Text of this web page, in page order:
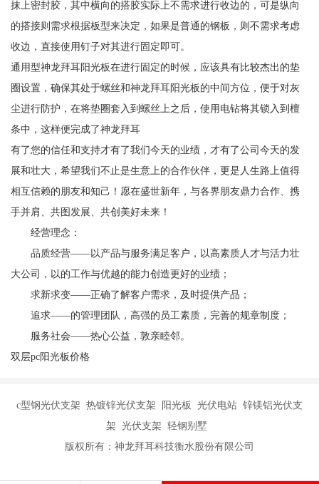
抹上密封胶，其中横向的搭胶实际上不需求进行收边的，可是纵向
的搭接则需求根据板型来决定，如果是普通的钢板，则不需求考虑
收边，直接使用钉子对其进行固定即可。
通用型神龙拜耳阳光板在进行固定的时候，应该具有比较杰出的垫
圈设置，确保其处于螺丝和神龙拜耳阳光板的中间方位，便于对灰
尘进行防护，在将垫圈套入到螺丝上之后，使用电钻将其锁入到檀
条中，这样便完成了神龙拜耳
有了您的信任和支持才有了我们今天的业绩，才有了公司今天的发
展和壮大，希望我们不止是生意上的合作伙伴，更是人生路上值得
相互信赖的朋友和知己！愿在盛世新年，与各界朋友鼎力合作、携
手并肩、共图发展、共创美好未来！
经营理念：
品质经营——以产品与服务满足客户，以高素质人才与活力壮
大公司，以的工作与优越的能力创造更好的业绩；
求新求变——正确了解客户需求，及时提供产品；
追求——的管理团队，高强的员工素质，完善的规章制度；
服务社会——热心公益，敦亲睦邻。
双层pc阳光板价格
c型钢光伏支架 热镀锌光伏支架 阳光板 光伏电站 锌镁铝光伏支
架 光伏支架 轻钢别墅
版权所有：神龙拜耳科技衡水股份有限公司